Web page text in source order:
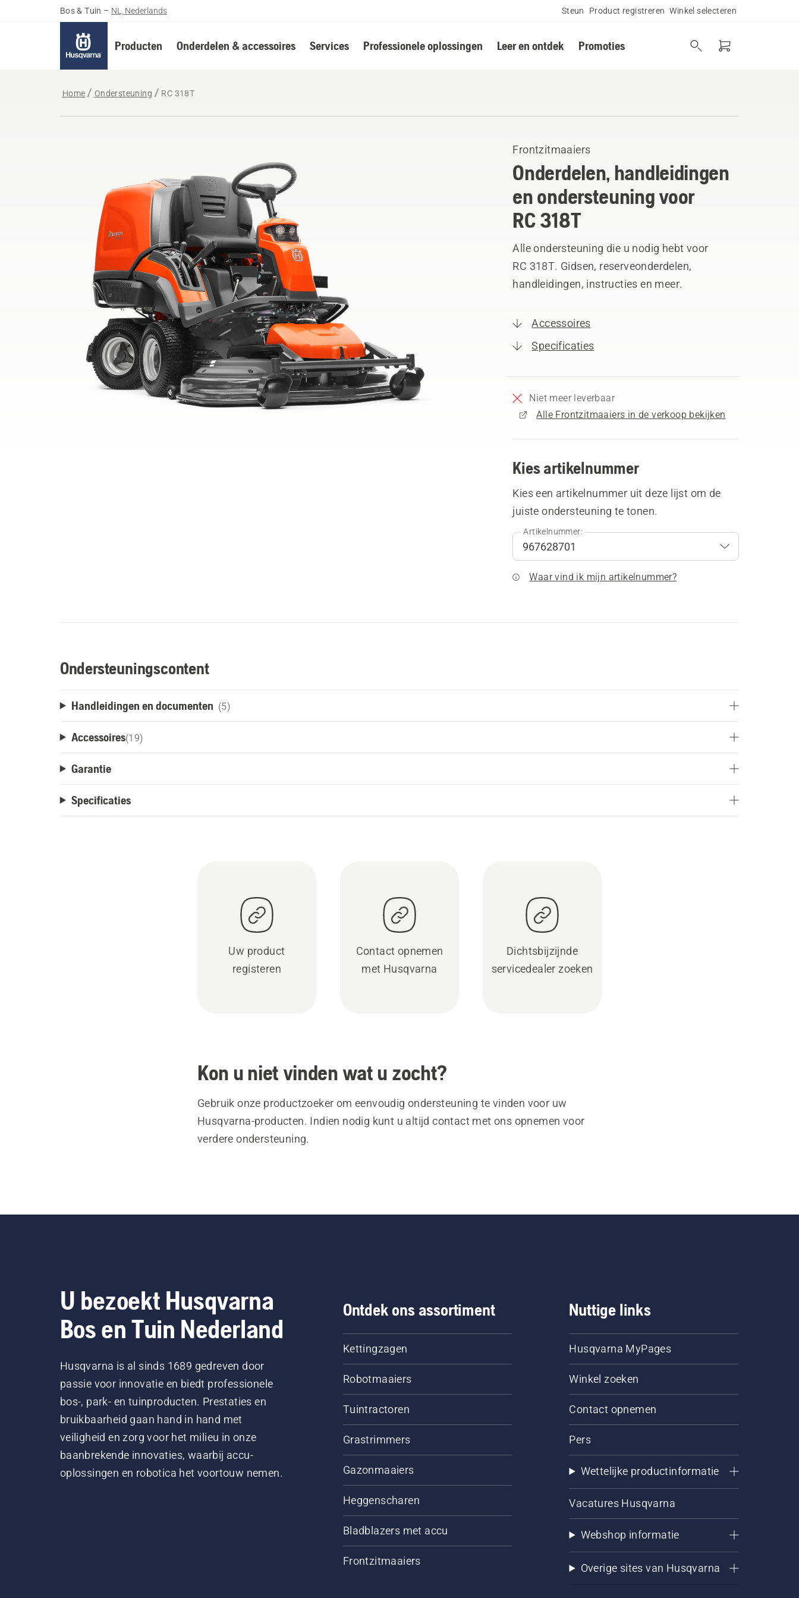
Bos & Tuin – NL, Nederlands Steun Product registreren Winkel selecteren
Producten Onderdelen & accessoires Services Professionele oplossingen Leer en ontdek Promoties
Home Ondersteuning RC 318T
Frontzitmaaiers
Onderdelen, handleidingen
en ondersteuning voor
RC 318T
Alle ondersteuning die u nodig hebt voor
RC 318T. Gidsen, reserveonderdelen,
handleidingen, instructies en meer.
Accessoires
Specificaties
Niet meer leverbaar
Alle Frontzitmaaiers in de verkoop bekijken
Kies artikelnummer
Kies een artikelnummer uit deze lijst om de
juiste ondersteuning te tonen.
Artikelnummer:
Waar vind ik mijn artikelnummer?
Ondersteuningscontent
Handleidingen en documenten (5)
Accessoires(19)
Garantie
Specificaties
Uw product
registeren
Contact opnemen
met Husqvarna
Dichtsbijzijnde
servicedealer zoeken
Kon u niet vinden wat u zocht?
Gebruik onze productzoeker om eenvoudig ondersteuning te vinden voor uw
Husqvarna-producten. Indien nodig kunt u altijd contact met ons opnemen voor
verdere ondersteuning.
U bezoekt Husqvarna
Bos en Tuin Nederland
Husqvarna is al sinds 1689 gedreven door
passie voor innovatie en biedt professionele
bos-, park- en tuinproducten. Prestaties en
bruikbaarheid gaan hand in hand met
veiligheid en zorg voor het milieu in onze
baanbrekende innovaties, waarbij accu-
oplossingen en robotica het voortouw nemen.
Ontdek ons assortiment
Kettingzagen
Robotmaaiers
Tuintractoren
Grastrimmers
Gazonmaaiers
Heggenscharen
Bladblazers met accu
Frontzitmaaiers
Nuttige links
Husqvarna MyPages
Winkel zoeken
Contact opnemen
Pers
Wettelijke productinformatie
Vacatures Husqvarna
Webshop informatie
Overige sites van Husqvarna